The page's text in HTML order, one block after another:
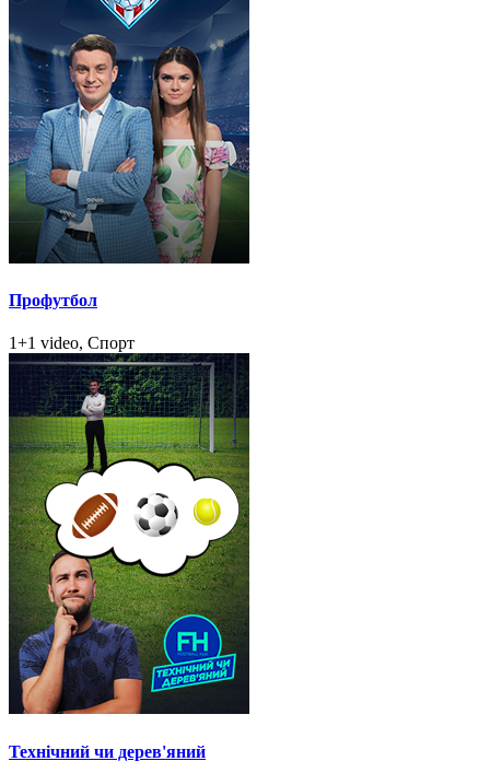
Профутбол
1+1 video, Спорт
Технічний чи дерев'яний